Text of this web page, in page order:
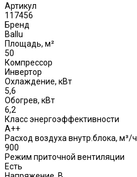
Артикул
117456
Бренд
Ballu
Площадь, м²
50
Компрессор
Инвертор
Охлаждение, кВт
5,6
Обогрев, кВт
6,2
Класс энергоэффективности
A++
Расход воздуха внутр.блока, м³/ч
900
Режим приточной вентиляции
Есть